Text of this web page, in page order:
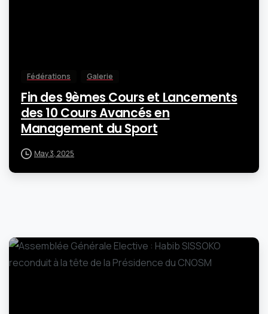
Fédérations Galerie
Fin des 9èmes Cours et Lancements
des 10 Cours Avancés en
Management du Sport
May 3, 2025